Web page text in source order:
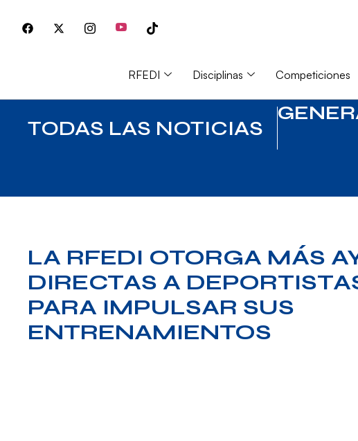
RFEDI Disciplinas Competiciones
TODAS LAS NOTICIAS
LA RFEDI OTORGA MÁS
DIRECTAS A
PARA IMPULSAR SUS
ENTRENAMIENTOS